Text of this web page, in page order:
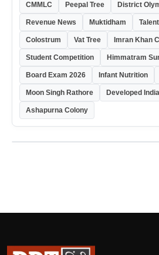
CMMLC Peepal Tree District
Revenue News Muktidham
Colostrum Vat Tree Imran Khan
Student Competition Himmatram
Board Exam 2026 Infant Nutrition
Moon Singh Rathore Developed
Ashapurna Colony